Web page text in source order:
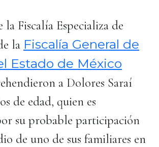
la Fiscalía Especializa de
la Fiscalía General de
Estado de México
a Dolores Saraí
de edad, quien es
su probable participación
de uno de sus familiares en